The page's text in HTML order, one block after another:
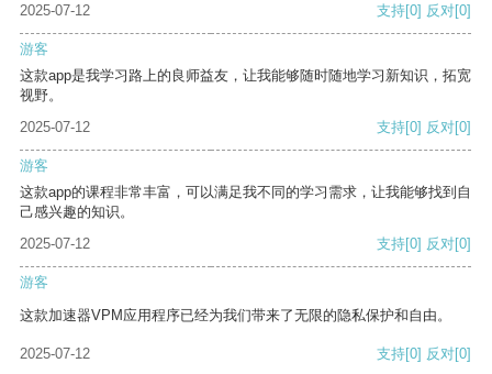
2025-07-12
支持[0] 反对[0]
游客
这款app是我学习路上的良师益友，让我能够随时随地学习新知识，拓宽
视野。
2025-07-12
支持[0] 反对[0]
游客
这款app的课程非常丰富，可以满足我不同的学习需求，让我能够找到自
己感兴趣的知识。
2025-07-12
支持[0] 反对[0]
游客
这款加速器VPM应用程序已经为我们带来了无限的隐私保护和自由。
2025-07-12 支持[0] 反对[0]